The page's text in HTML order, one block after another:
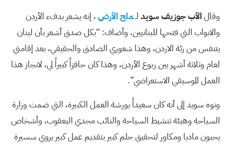
وقال الأب جوزيف سويد لـملح الأرض ، إنه يشعر بدفء الأردن
والابواب التي فتحها للبنانيين، وأضاف: “بكل صدق أشعر بأن لبنان
يتنفس من رئة الاردن، وهذا شعوري الصادق والحقيقي، بعد إقامتي
لعام وثلاثة أشهر بين ربوع الأردن، وهذا كان حافزاً كبيراً لي، لانجاز هذا
العمل الموسيقي الاستعراضي”.
ونوه سويد إلى أنه كان سعيداً بورشة العمل الكبيرة، التي ضمت وزارة
السياحة وهيئة تنشيط السياحة والنائب مجدي اليعقوب، وأشخاص
يحبون مادبا ومكاور لتحقيق حلم كبير بتقديم عمل كبير يروي سسيرة